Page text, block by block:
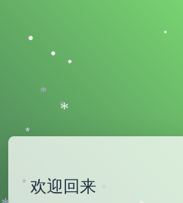
•
•
•
欢迎回来
*
*
*
*
*